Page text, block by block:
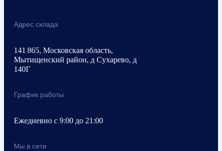
Адрес склада
141 865, Московская область,
Мытищенский район, д Сухарево, д
140Г
График работы
Ежедневно с 9:00 до 21:00
Мы в сети